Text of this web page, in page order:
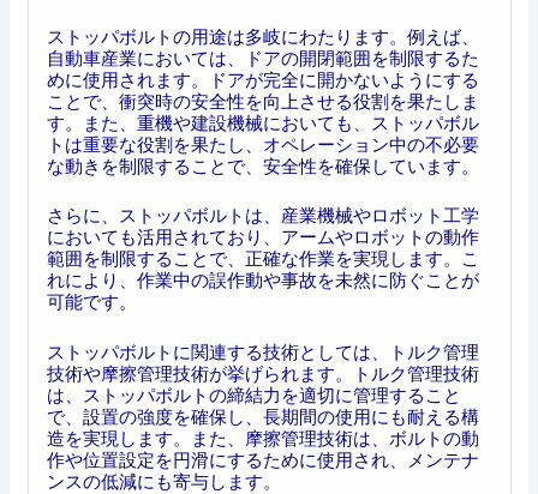
ストッパボルトの用途は多岐にわたります。例えば、
自動車産業においては、ドアの開閉範囲を制限するた
めに使用されます。ドアが完全に開かないようにする
ことで、衝突時の安全性を向上させる役割を果たしま
す。また、重機や建設機械においても、ストッパボル
トは重要な役割を果たし、オペレーション中の不必要
な動きを制限することで、安全性を確保しています。
さらに、ストッパボルトは、産業機械やロボット工学
においても活用されており、アームやロボットの動作
範囲を制限することで、正確な作業を実現します。こ
れにより、作業中の誤作動や事故を未然に防ぐことが
可能です。
ストッパボルトに関連する技術としては、トルク管理
技術や摩擦管理技術が挙げられます。トルク管理技術
は、ストッパボルトの締結力を適切に管理すること
で、設置の強度を確保し、長期間の使用にも耐える構
造を実現します。また、摩擦管理技術は、ボルトの動
作や位置設定を円滑にするために使用され、メンテナ
ンスの低減にも寄与します。